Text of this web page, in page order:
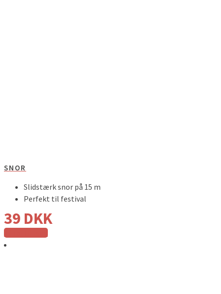
SNOR
Slidstærk snor på 15 m
Perfekt til festival
39 DKK
Tilføj til kurv